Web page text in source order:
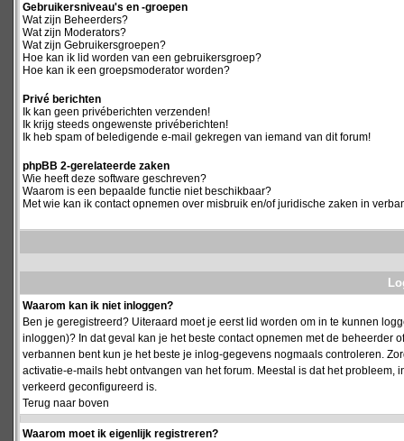
Gebruikersniveau's en -groepen
Wat zijn Beheerders?
Wat zijn Moderators?
Wat zijn Gebruikersgroepen?
Hoe kan ik lid worden van een gebruikersgroep?
Hoe kan ik een groepsmoderator worden?
Privé berichten
Ik kan geen privéberichten verzenden!
Ik krijg steeds ongewenste privéberichten!
Ik heb spam of beledigende e-mail gekregen van iemand van dit forum!
phpBB 2-gerelateerde zaken
Wie heeft deze software geschreven?
Waarom is een bepaalde functie niet beschikbaar?
Met wie kan ik contact opnemen over misbruik en/of juridische zaken in
Waarom kan ik niet inloggen?
Ben je geregistreerd? Uiteraard moet je eerst lid worden om in te kunnen
inloggen)? In dat geval kan je het beste contact opnemen met de beheerder
verbannen bent kun je het beste je inlog-gegevens nogmaals controleren.
activatie-e-mails hebt ontvangen van het forum. Meestal is dat het
verkeerd geconfigureerd is.
Terug naar boven
Waarom moet ik eigenlijk registreren?